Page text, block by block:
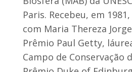
Paris. Recebeu, em
com Maria Thereza
Prêmio Paul Getty,
Campo de Conservação